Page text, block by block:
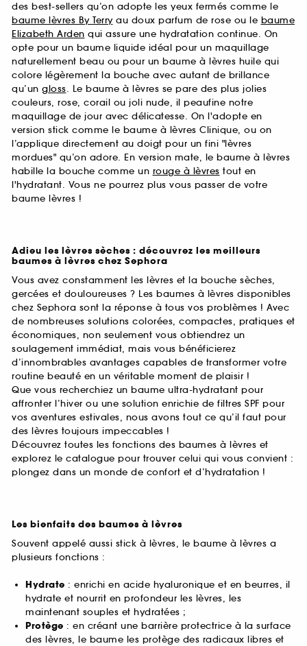
des best-sellers qu’on adopte les yeux fermés comme le
baume lèvres By Terryau doux parfum de rose ou le baume
Elizabeth Arden qui assure une hydratation continue. On
opte pour un baume liquide idéal pour un maquillage
naturellement beau ou pour un baume à lèvres huile qui
colore légèrement la bouche avec autant de brillance
qu’un gloss. Le baume à lèvres se pare des plus jolies
couleurs, rose, corail ou joli nude, il peaufine notre
maquillage de jour avec délicatesse. On l'adopte en
version stick comme le baume à lèvres Clinique, ou on
l’applique directement au doigt pour un fini "lèvres
mordues" qu’on adore. En version mate, le baume à lèvres
habille la bouche comme un rouge à lèvres tout en
l'hydratant. Vous ne pourrez plus vous passer de votre
baume lèvres !
Adieu les lèvres sèches : découvrez les meilleurs
baumes à lèvres chez Sephora
Vous avez constamment les lèvres et la bouche sèches,
gercées et douloureuses ? Les baumes à lèvres disponibles
chez Sephora sont la réponse à tous vos problèmes ! Avec
de nombreuses solutions colorées, compactes, pratiques et
économiques, non seulement vous obtiendrez un
soulagement immédiat, mais vous bénéficierez
d’innombrables avantages capables de transformer votre
routine beauté en un véritable moment de plaisir !
Que vous recherchiez un baume ultra-hydratant pour
affronter l’hiver ou une solution enrichie de filtres SPF pour
vos aventures estivales, nous avons tout ce qu’il faut pour
des lèvres toujours impeccables !
Découvrez toutes les fonctions des baumes à lèvres et
explorez le catalogue pour trouver celui qui vous convient :
plongez dans un monde de confort et d’hydratation !
Les bienfaits des baumes à lèvres
Souvent appelé aussi stick à lèvres, le baume à lèvres a
plusieurs fonctions :
Hydrate : enrichi en acide hyaluronique et en beurres, il
hydrate et nourrit en profondeur les lèvres, les
maintenant souples et hydratées ;
Protège : en créant une barrière protectrice à la surface
des lèvres, le baume les protège des radicaux libres et